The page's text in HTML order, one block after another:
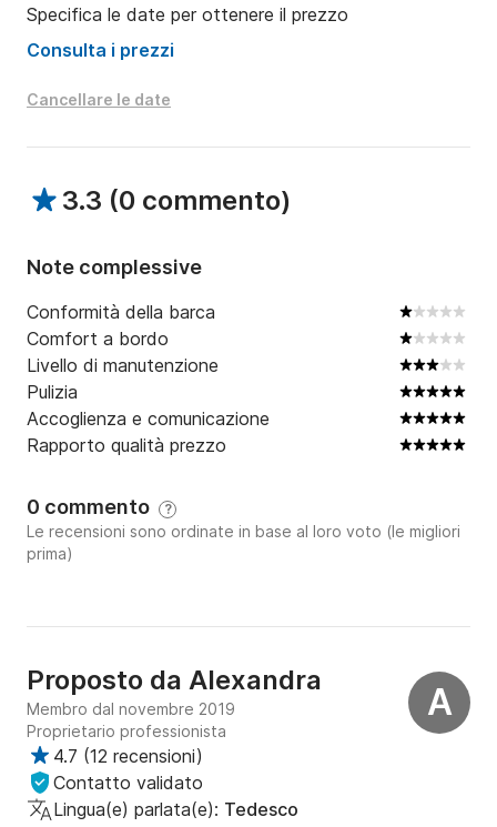
Specifica le date per ottenere il prezzo
Consulta i prezzi
Cancellare le date
3.3 (0 commento)
Note complessive
Conformità della barca
Comfort a bordo
Livello di manutenzione
Pulizia
Accoglienza e comunicazione
Rapporto qualità prezzo
0 commento ?
Le recensioni sono ordinate in base al loro voto (le migliori
prima)
A
Proposto da Alexandra
Membro dal novembre 2019
Proprietario professionista
4.7 (12 recensioni)
Contatto validato
Lingua(e) parlata(e): Tedesco